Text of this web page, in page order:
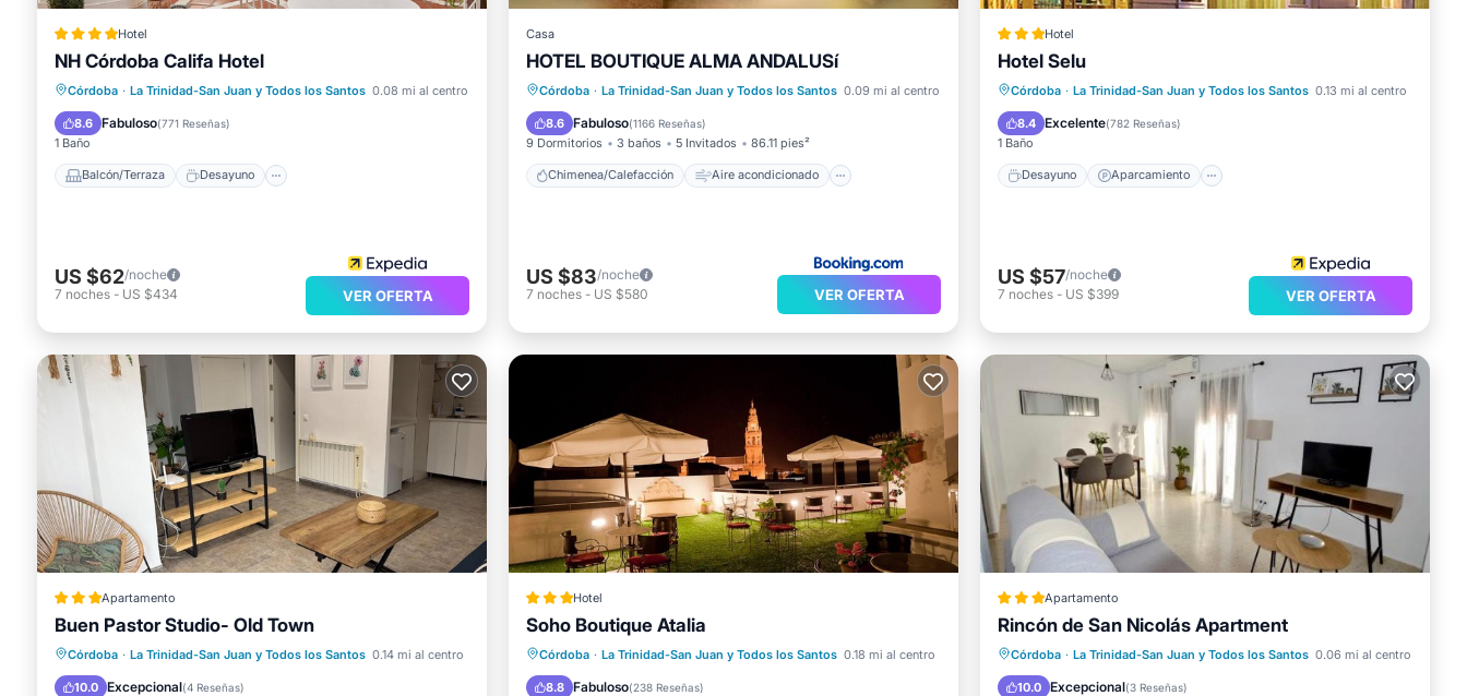
Hotel
NH Córdoba Califa Hotel
Córdoba · La Trinidad-San Juan y Todos los Santos 0.08 mi al centro
8.6 Fabuloso(771 Reseñas)
1 Baño
Balcón/Terraza Desayuno
Balcón/Terraza
Desayuno
Aparcamiento
US $62/noche
7 noches - US $434 VER OFERTA
Casa
HOTEL BOUTIQUE ALMA ANDALUSí
Córdoba · La Trinidad-San Juan y Todos los Santos 0.09 mi al centro
8.6 Fabuloso(1166 Reseñas)
9 Dormitorios 3 baños 5 Invitados 86.11 pies²
Chimenea/Calefacción Aire acondicionado
Chimenea/Calefacción
Aire acondicionado
Internet
Apto para niños
US $83/noche
7 noches - US $580 VER OFERTA
Hotel
Hotel Selu
Córdoba · La Trinidad-San Juan y Todos los Santos 0.13 mi al centro
8.4 Excelente(782 Reseñas)
1 Baño
Desayuno Aparcamiento
Desayuno
Aparcamiento
Aire acondicionado
US $57/noche
7 noches - US $399 VER OFERTA
Apartamento
Buen Pastor Studio- Old Town
Córdoba · La Trinidad-San Juan y Todos los Santos 0.14 mi al centro
10.0 Excepcional(4 Reseñas)
Chimenea/Calefacción
Aire acondicionado
Internet
Apto para niños
Hotel
Soho Boutique Atalia
Córdoba · La Trinidad-San Juan y Todos los Santos 0.18 mi al centro
8.8 Fabuloso(238 Reseñas)
Balcón/Terraza Desayuno
Cocina
Aparcamiento
Apartamento
Rincón de San Nicolás Apartment
Córdoba · La Trinidad-San Juan y Todos los Santos 0.06 mi al centro
10.0 Excepcional(3 Reseñas)
Aire acondicionado
Internet
Apto para niños